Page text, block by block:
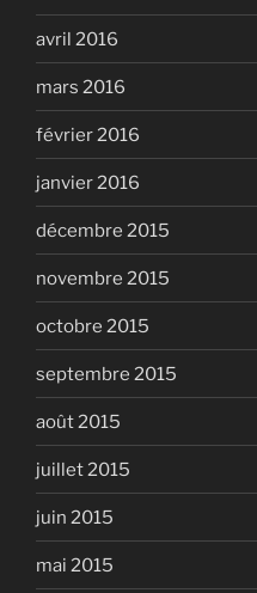
avril 2016
mars 2016
février 2016
janvier 2016
décembre 2015
novembre 2015
octobre 2015
septembre 2015
août 2015
juillet 2015
juin 2015
mai 2015